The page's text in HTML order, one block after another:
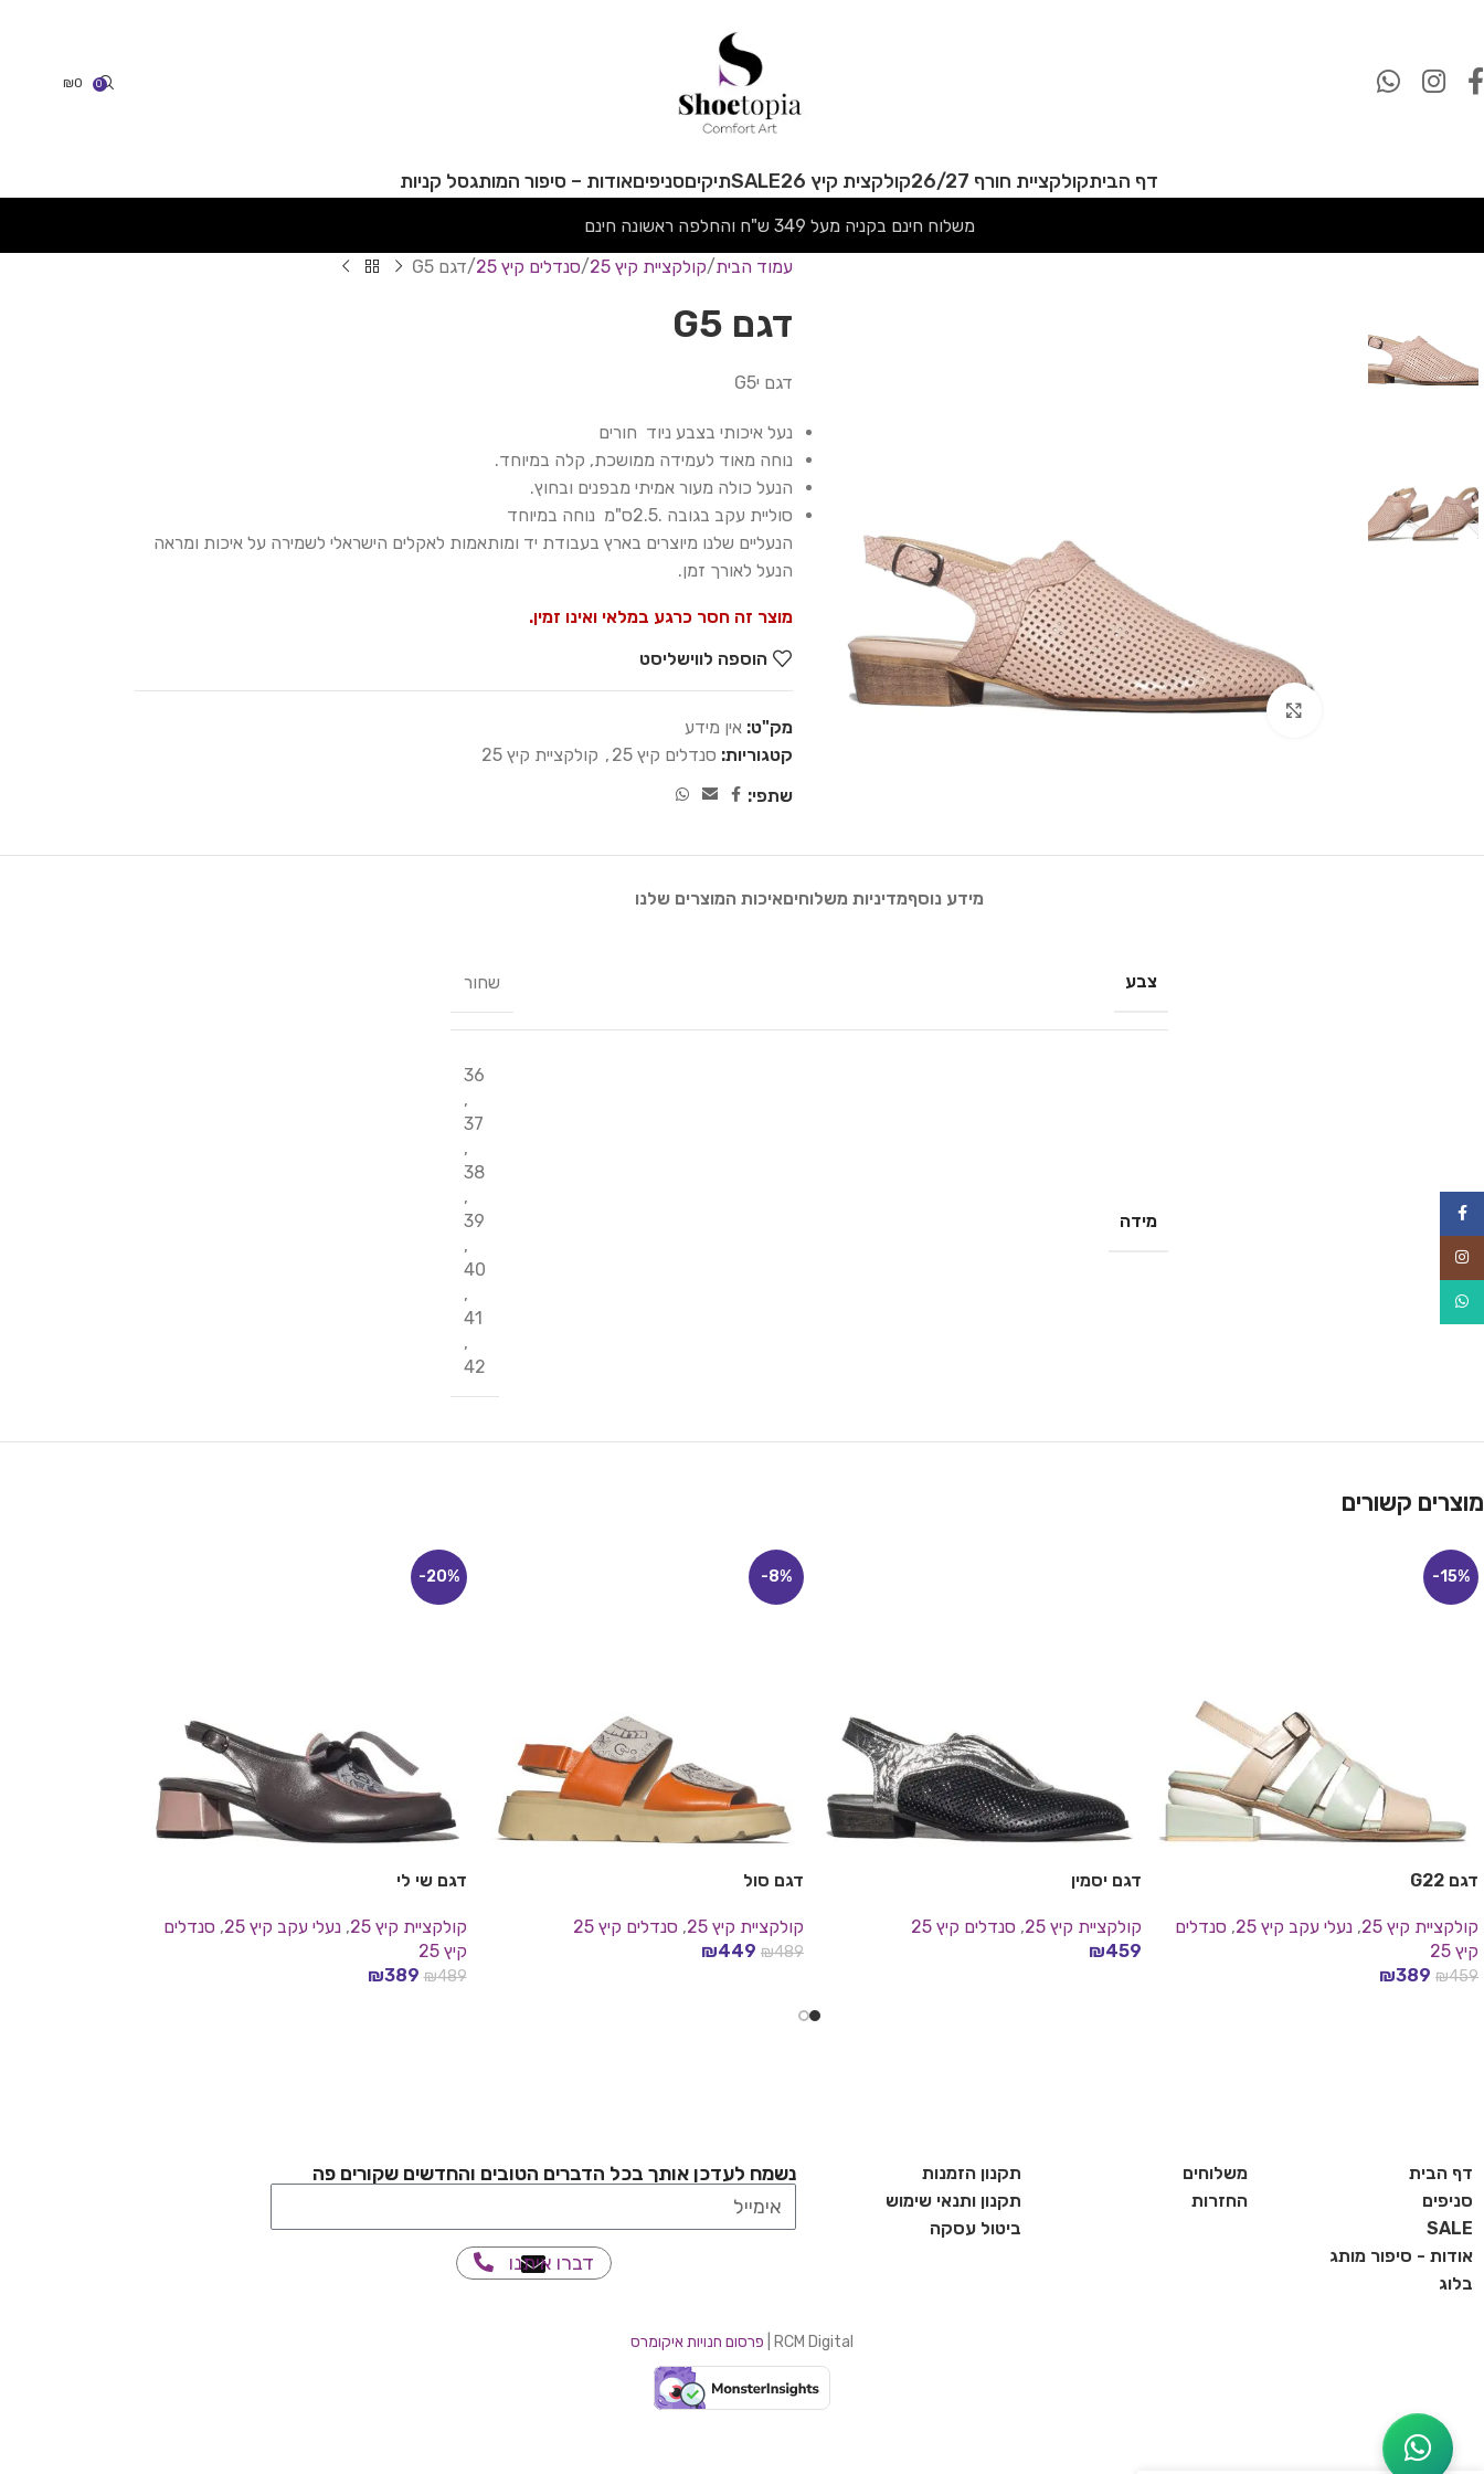
0
₪0
דף הביתקולקציית חורף 26/27 קולקצית קיץ 26 SALEתיקיםסניפיםאודות – סיפור המותגסל קניות
משלוח חינם בקניה מעל 349 ש"ח והחלפה ראשונה חינם
Click to enlarge
עמוד הבית קולקציית קיץ 25 סנדלים קיץ 25 דגם G5
דגם G5
דגם יG5
נעל איכותי בצבע ניוד חורים
נוחה מאוד לעמידה ממושכת, קלה במיוחד.
הנעל כולה מעור אמיתי מבפנים ובחוץ.
סוליית עקב בגובה .2.5ס"מ נוחה במיוחד
הנעליים שלנו מיוצרים בארץ בעבודת יד ומותאמות לאקלים הישראלי לשמירה על איכות ומראה
הנעל לאורך זמן.
מוצר זה חסר כרגע במלאי ואינו זמין.
הוספה לווישליסט
מק"ט: אין מידע
קטגוריות: סנדלים קיץ 25 , קולקציית קיץ 25
שתפי:
מידע נוסףמדיניות משלוחיםאיכות המוצרים שלנו
צבע שחור
מידה
36
,
37
,
38
,
39
,
40
,
41
,
42
מוצרים קשורים
-15%
דגם G22
קולקציית קיץ 25 , נעלי עקב קיץ 25 , סנדלים
קיץ 25
₪459
₪389
דגם יסמין
קולקציית קיץ 25 , סנדלים קיץ 25
₪459
-8%
דגם סול
קולקציית קיץ 25 , סנדלים קיץ 25
₪489
₪449
-20%
דגם שי לי
קולקציית קיץ 25 ,נעלי עקב קיץ 25 , סנדלים
קיץ 25
₪489
₪389
דף הבית
סניפים
SALE
אודות - סיפור מותג
בלוג
משלוחים
החזרות
תקנון הזמנות
תקנון ותנאי שימוש
ביטול עסקה
נשמח לעדכן אותך בכל הדברים הטובים והחדשים שקורים פה
דברו איתנו
RCM Digital | פרסום חנויות איקומרס